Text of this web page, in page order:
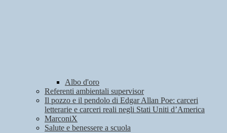
Albo d'oro
Referenti ambientali supervisor
Il pozzo e il pendolo di Edgar Allan Poe: carceri
letterarie e carceri reali negli Stati Uniti d’America
MarconiX
Salute e benessere a scuola